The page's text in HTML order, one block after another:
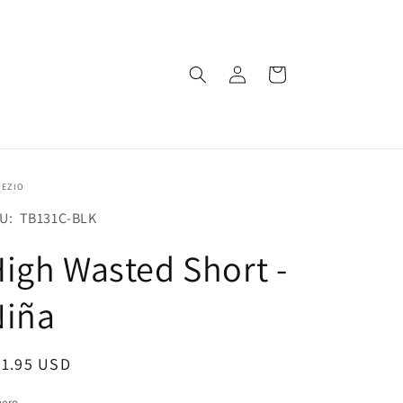
sesión
Carrito
TB131C-BLK
Wasted Short -
USD